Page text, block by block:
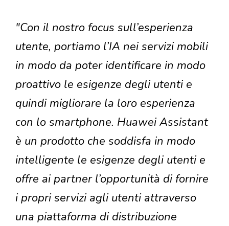
"Con il nostro focus sull’esperienza
utente, portiamo l’IA nei servizi mobili
in modo da poter identificare in modo
proattivo le esigenze degli utenti e
quindi migliorare la loro esperienza
con lo smartphone. Huawei Assistant
è un prodotto che soddisfa in modo
intelligente le esigenze degli utenti e
offre ai partner l’opportunità di fornire
i propri servizi agli utenti attraverso
una piattaforma di distribuzione